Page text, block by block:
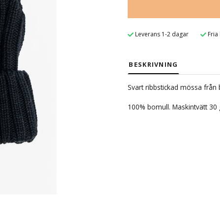
Leverans 1-2 dagar
BESKRIVNING
Svart ribbstickad mössa från
100% bomull. Maskintvätt 30